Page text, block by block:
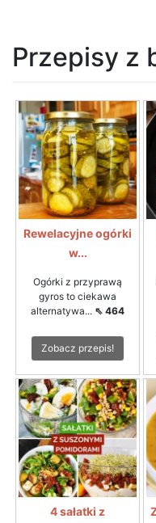
Przepisy z
Rewelacyjne ogórki
w...
Ogórki z przyprawą
gyros to ciekawa
alternatywa... ⇖ 464
Zobacz przepis!
4 sałatki z